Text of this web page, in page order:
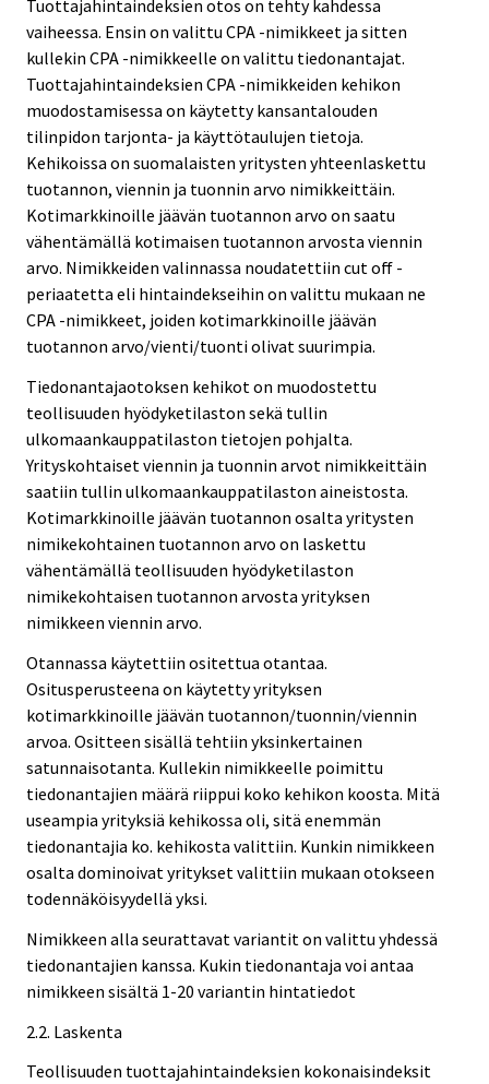
Tuottajahintaindeksien otos on tehty kahdessa
vaiheessa. Ensin on valittu CPA -nimikkeet ja sitten
kullekin CPA -nimikkeelle on valittu tiedonantajat.
Tuottajahintaindeksien CPA -nimikkeiden kehikon
muodostamisessa on käytetty kansantalouden
tilinpidon tarjonta- ja käyttötaulujen tietoja.
Kehikoissa on suomalaisten yritysten yhteenlaskettu
tuotannon, viennin ja tuonnin arvo nimikkeittäin.
Kotimarkkinoille jäävän tuotannon arvo on saatu
vähentämällä kotimaisen tuotannon arvosta viennin
arvo. Nimikkeiden valinnassa noudatettiin cut off -
periaatetta eli hintaindekseihin on valittu mukaan ne
CPA -nimikkeet, joiden kotimarkkinoille jäävän
tuotannon arvo/vienti/tuonti olivat suurimpia.
Tiedonantajaotoksen kehikot on muodostettu
teollisuuden hyödyketilaston sekä tullin
ulkomaankauppatilaston tietojen pohjalta.
Yrityskohtaiset viennin ja tuonnin arvot nimikkeittäin
saatiin tullin ulkomaankauppatilaston aineistosta.
Kotimarkkinoille jäävän tuotannon osalta yritysten
nimikekohtainen tuotannon arvo on laskettu
vähentämällä teollisuuden hyödyketilaston
nimikekohtaisen tuotannon arvosta yrityksen
nimikkeen viennin arvo.
Otannassa käytettiin ositettua otantaa.
Ositusperusteena on käytetty yrityksen
kotimarkkinoille jäävän tuotannon/tuonnin/viennin
arvoa. Ositteen sisällä tehtiin yksinkertainen
satunnaisotanta. Kullekin nimikkeelle poimittu
tiedonantajien määrä riippui koko kehikon koosta. Mitä
useampia yrityksiä kehikossa oli, sitä enemmän
tiedonantajia ko. kehikosta valittiin. Kunkin nimikkeen
osalta dominoivat yritykset valittiin mukaan otokseen
todennäköisyydellä yksi.
Nimikkeen alla seurattavat variantit on valittu yhdessä
tiedonantajien kanssa. Kukin tiedonantaja voi antaa
nimikkeen sisältä 1-20 variantin hintatiedot
2.2. Laskenta
Teollisuuden tuottajahintaindeksien kokonaisindeksit